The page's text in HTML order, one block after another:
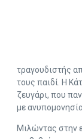
τραγουδιστής
τους παιδί. Η
ζευγάρι, που
με
Μιλώντας στην